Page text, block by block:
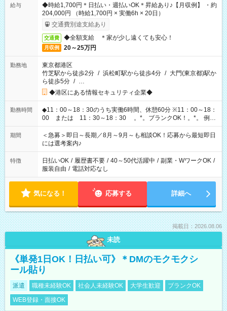
給与
◆時給1,700円＊日払い・週払いOK＊昇給あり♪【月収例】 ・約
204,000円 （時給1,700円 × 実働6h × 20日）
交通費別途支給あり
交通費 ◆全額支給 ＊家が少し遠くても安心！
月収例 20～25万円
勤務地
東京都港区
竹芝駅から徒歩2分 / 浜松町駅から徒歩4分 / 大門(東京都)駅か
ら徒歩5分 / …
◆港区にある情報セキュリティ企業◆
勤務時間
◆11：00～18：30のうち実働6時間、休憩60分 ※11：00～18：
00 または 11：30～18：30 。*。ブランクOK！。*。 例え
ば前職が、 在宅/財団法人/事務/コールセンター/受付/販売/カフェ
スタッフ スイーツ販売/ホテルフロント/化粧品販売/など 様々な
業界から入社して活躍されています♪
期間
＜急募＞即日～長期／8月～9月～も相談OK！応募から最短即日
には選考案内♪
特徴 日払いOK / 履歴書不要 / 40～50代活躍中 / 副業・WワークOK /
服装自由 / 電話対応なし
気になる！ 応募する 詳細へ
掲載日：2026.08.06
未読
《単発1日OK！日払い可》＊DMのモクモクシ
ール貼り
派遣 職種未経験OK 社会人未経験OK 大学生歓迎
ブランクOK
WEB登録・面接OK